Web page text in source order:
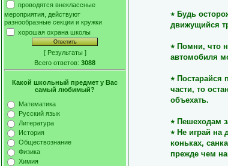
проводятся внеклассные
мероприятия, действуют
разнообразные секции и кружки
хорошая охрана школы
[ Результаты ]
Всего ответов: 3088
Какой школьный предмет у Вас
самый любимый?
Математика
Русский язык
Литература
История
Обществознание
Физика
Химия
٭ Будь
движущийся
٭ Помни, что
автомобиля
٭ Постарайся
части, то
объехать.
٭ Пешеходам
٭ Не играй на
коньках,
прежде чем